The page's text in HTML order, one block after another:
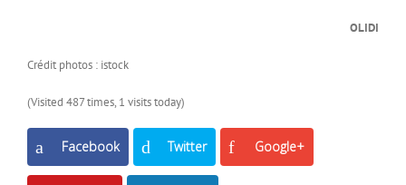
OLIDI
Crédit photos : istock
(Visited 487 times, 1 visits today)
Facebook Twitter Google+